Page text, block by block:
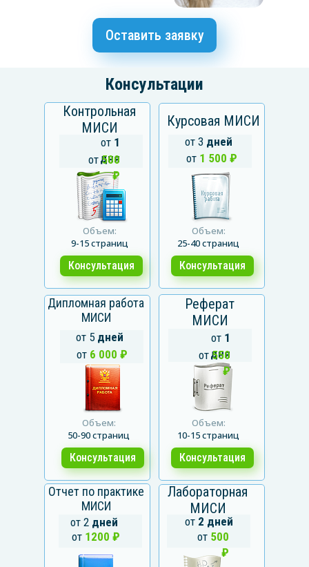
Оставить заявку
Контрольная
МИСИ
Объем:
9-15 страниц
Консультация
Реферат
МИСИ
Объем:
10-15 страниц
Консультация
Курсовая МИСИ
Объем:
25-40 страниц
Консультация
Дипломная работа
МИСИ
Объем:
50-90 страниц
Консультация
Лабораторная
МИСИ
Отчет по практике
МИСИ
Консультации
от 1
дня
от500
₽
от 3 дней
от 1 500 ₽
от 2 дней
от 500
₽
от 1
дня
от550
₽
от 2 дней
от 1200 ₽
от 5 дней
от 6 000 ₽